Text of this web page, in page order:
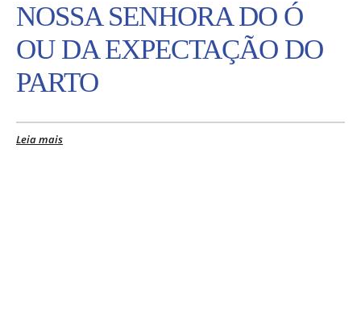
NOSSA SENHORA DO Ó
OU DA EXPECTAÇÃO DO
PARTO
Leia mais